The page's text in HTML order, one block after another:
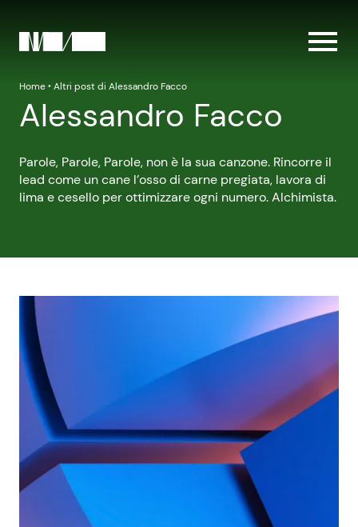
Home‣Altri post di Alessandro Facco
Alessandro Facco
Parole, Parole, Parole, non è la sua canzone. Rincorre il
lead come un cane l’osso di carne pregiata, lavora di
lima e cesello per ottimizzare ogni numero. Alchimista.